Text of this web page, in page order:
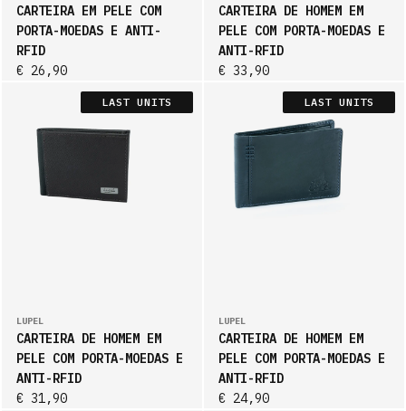
ACCESSORIES
PRODUCTS
EN
CARTEIRA EM PELE COM
PORTA-MOEDAS E ANTI-
RFID
€ 26,90
CARTEIRA DE HOMEM EM
PELE COM PORTA-MOEDAS E
ANTI-RFID
€ 33,90
LAST UNITS
LUPEL
CARTEIRA DE HOMEM EM
PELE COM PORTA-MOEDAS E
ANTI-RFID
€ 31,90
LAST UNITS
LUPEL
CARTEIRA DE HOMEM EM
PELE COM PORTA-MOEDAS E
ANTI-RFID
€ 24,90